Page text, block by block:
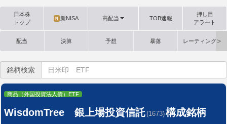
日本株
トップ
N 新NISA 高配当 TOB速報
押し目
アラート
配当 決算 予想 暴落 レーティング格
銘柄検索
商品（外国投資法人債）ETF
WisdomTree 銀上場投資信託(1673)構成銘柄